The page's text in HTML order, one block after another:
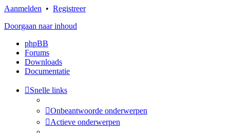
Aanmelden • Registreer
Doorgaan naar inhoud
phpBB
Forums
Downloads
Documentatie
Snelle links
Onbeantwoorde onderwerpen
Actieve onderwerpen